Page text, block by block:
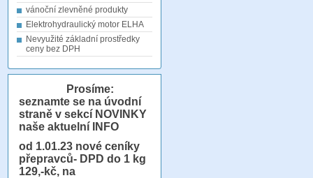
vánoční zlevněné produkty
Elektrohydraulický motor ELHA
Nevyužité základní prostředky
ceny bez DPH
Prosíme:
seznamte se na úvodní
straně v sekcí NOVINKY
naše aktuelní INFO
od 1.01.23 nové ceníky
přepravců- DPD do 1 kg
129,-kč, na